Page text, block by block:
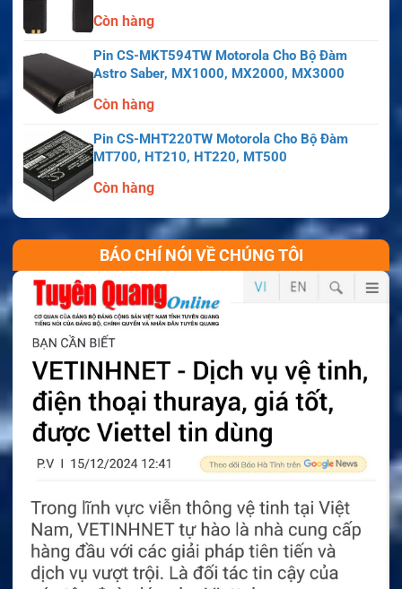
Còn hàng
Pin CS-MKT594TW Motorola Cho Bộ Đàm
Astro Saber, MX1000, MX2000, MX3000
Còn hàng
Pin CS-MHT220TW Motorola Cho Bộ Đàm
MT700, HT210, HT220, MT500
Còn hàng
BÁO CHÍ NÓI VỀ CHÚNG TÔI